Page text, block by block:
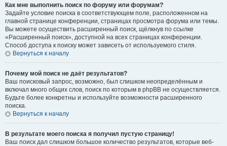
Как мне выполнить поиск по форуму или форумам?
Задайте условие поиска в соответствующем поле, расположенном на
главной странице конференции, страницах просмотра форума или темы.
Вы можете осуществить расширенный поиск, щёлкнув по ссылке
«Расширенный поиск», доступной на всех страницах конференции.
Способ доступа к поиску может зависеть от используемого стиля.
Вернуться к началу
Почему мой поиск не даёт результатов?
Ваш поисковый запрос, возможно, был слишком неопределённым и
включал много общих слов, поиск по которым в phpBB не осуществляется.
Будьте более конкретны и используйте возможности расширенного
поиска.
Вернуться к началу
В результате моего поиска я получил пустую страницу!
Ваш поиск дал слишком большое количество результатов, которые веб-